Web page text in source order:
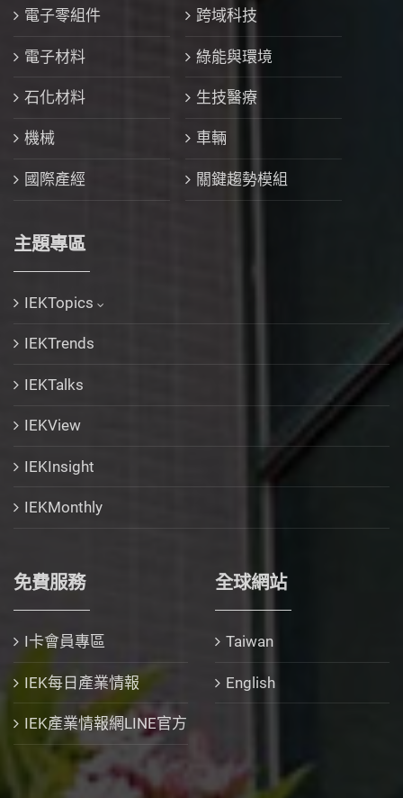
電子零組件 跨域科技
電子材料 綠能與環境
石化材料 生技醫療
機械 車輛
國際產經 關鍵趨勢模組
主題專區
IEKTopics
IEKTrends
IEKTalks
IEKView
IEKInsight
IEKMonthly
免費服務
I卡會員專區
IEK每日產業情報
IEK產業情報網LINE官方
全球網站
Taiwan
English